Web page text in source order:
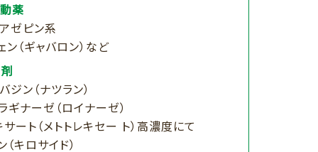
薬
ゼピン系
ン（ギャバロン）など
ジン（ナツラン）
ギナーゼ（ロイナーゼ）
サート（メトトレキセー ト）高濃度にて
キロサイド）